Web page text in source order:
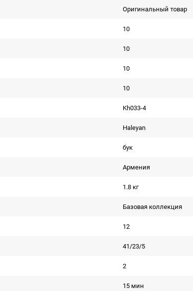
Оригинальный товар
10
10
10
10
Kh033-4
Haleyan
бук
Армения
1.8 кг
Базовая коллекция
12
41/23/5
2
15 мин